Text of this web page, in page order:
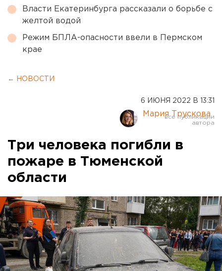
Власти Екатеринбурга рассказали о борьбе с
желтой водой
Режим БПЛА-опасности ввели в Пермском
крае
← НОВОСТИ
6 ИЮНЯ 2022 В 13:31
Мария Трускова
Три человека погибли в
пожаре в Тюменской
области